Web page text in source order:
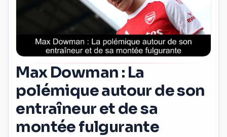
Max Dowman : La
polémique autour de son
entraîneur et de sa
montée fulgurante